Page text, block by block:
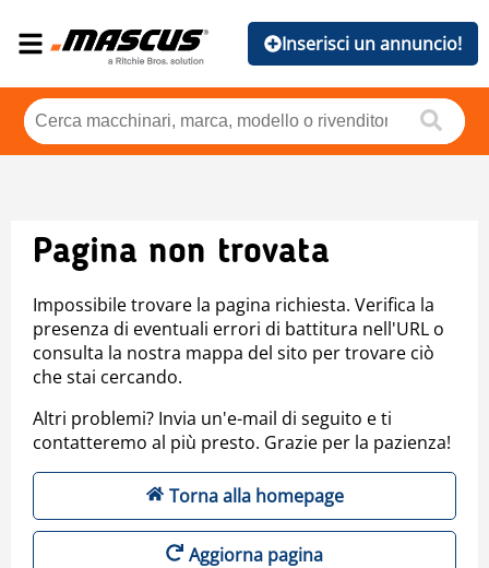
Inserisci un annuncio!
Pagina non trovata
Impossibile trovare la pagina richiesta. Verifica la
presenza di eventuali errori di battitura nell'URL o
consulta la nostra mappa del sito per trovare ciò
che stai cercando.
Altri problemi? Invia un'e-mail di seguito e ti
contatteremo al più presto. Grazie per la pazienza!
Torna alla homepage
Aggiorna pagina